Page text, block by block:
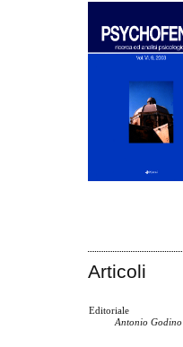
Articoli
Editoriale
Antonio Godino